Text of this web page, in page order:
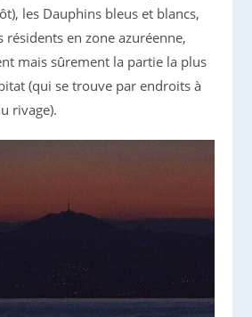
les Dauphins bleus et blancs,
résidents en zone azuréenne,
mais sûrement la partie la plus
(qui se trouve par endroits à
rivage).